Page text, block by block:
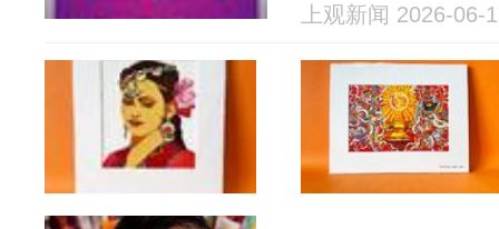
上观新闻 2026-06-